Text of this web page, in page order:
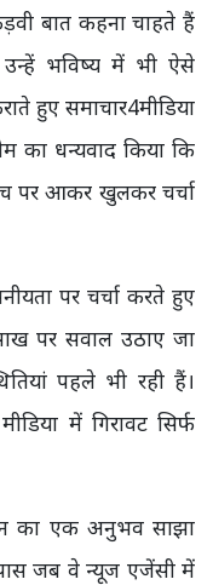
बात कहना चाहते हैं
भविष्य में भी ऐसे
हुए समाचार4मीडिया
का धन्यवाद किया कि
पर आकर खुलकर चर्चा
पर चर्चा करते हुए
पर सवाल उठाए जा
पहले भी रही हैं।
में गिरावट सिर्फ
का एक अनुभव साझा
जब वे न्यूज एजेंसी में